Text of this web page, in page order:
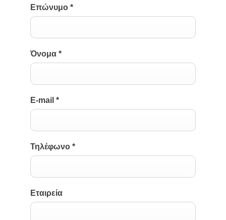
Επώνυμο *
Όνομα *
E-mail *
Τηλέφωνο *
Εταιρεία